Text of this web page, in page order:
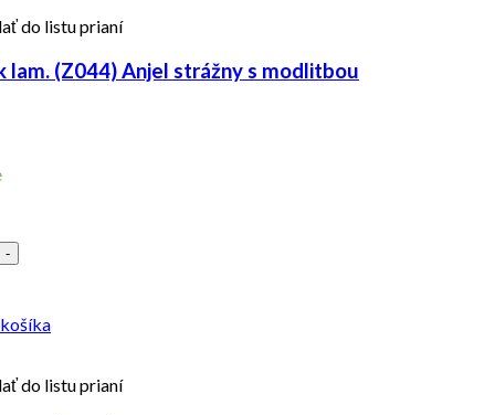
do listu prianí
lam. (Z044) Anjel strážny s modlitbou
-
do listu prianí